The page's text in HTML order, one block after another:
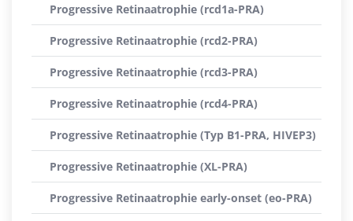
Progressive Retinaatrophie (rcd1a-PRA)
Progressive Retinaatrophie (rcd2-PRA)
Progressive Retinaatrophie (rcd3-PRA)
Progressive Retinaatrophie (rcd4-PRA)
Progressive Retinaatrophie (Typ B1-PRA, HIVEP3)
Progressive Retinaatrophie (XL-PRA)
Progressive Retinaatrophie early-onset (eo-PRA)